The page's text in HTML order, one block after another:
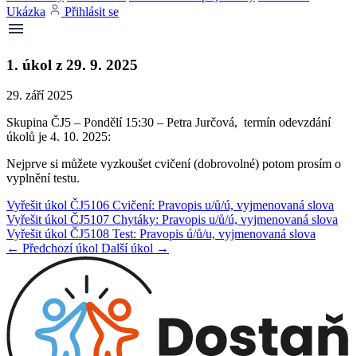
Ukázka
Přihlásit se
1. úkol z 29. 9. 2025
29. září 2025
Skupina ČJ5 – Pondělí 15:30 – Petra Jurčová, termín odevzdání
úkolů je 4. 10. 2025:
Nejprve si můžete vyzkoušet cvičení (dobrovolné) potom prosím o
vyplnění testu.
Vyřešit úkol ČJ5106 Cvičení: Pravopis u/ů/ú, vyjmenovaná slova
Vyřešit úkol ČJ5107 Chytáky: Pravopis u/ů/ú, vyjmenovaná slova
Vyřešit úkol ČJ5108 Test: Pravopis ú/ů/u, vyjmenovaná slova
← Předchozí úkol Další úkol →